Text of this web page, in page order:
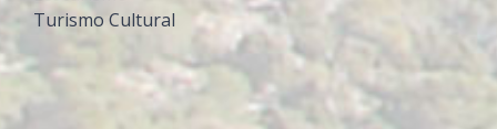
Turismo Cultural